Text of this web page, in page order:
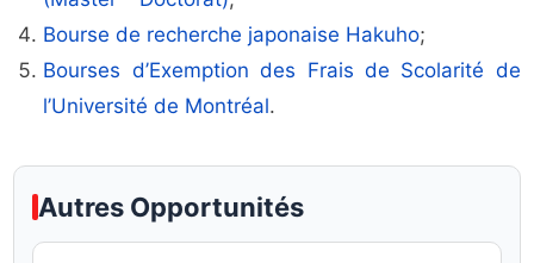
Bourse de recherche japonaise Hakuho;
Bourses d’Exemption des Frais de Scolarité de
l’Université de Montréal.
Autres Opportunités